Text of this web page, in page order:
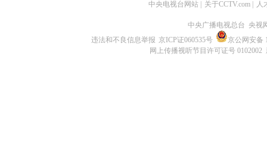
中央电视台网站 关于CCTV.com 人
中央广播电视总台 央视
违法和不良信息举报 京ICP证060535号
京公网安备
网上传播视听节目许可证号 0102002